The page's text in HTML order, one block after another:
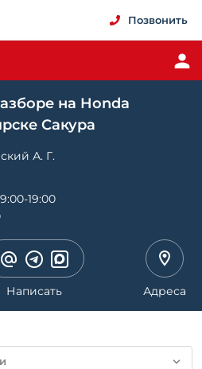
Позвонить
на Honda
Сакура
А. Г.
19:00
Написать Адреса